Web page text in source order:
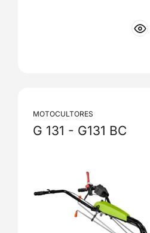
MOTOCULTORES
G 131 - G131 BC